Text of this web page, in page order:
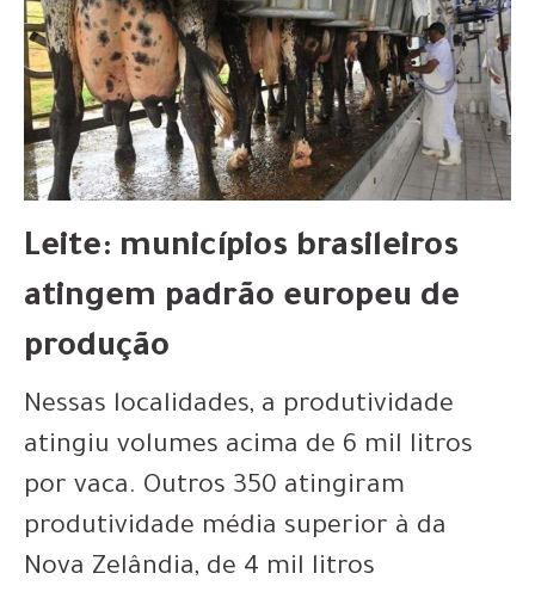
Leite: municípios brasileiros
atingem padrão europeu de
produção
Nessas localidades, a produtividade
atingiu volumes acima de 6 mil litros
por vaca. Outros 350 atingiram
produtividade média superior à da
Nova Zelândia, de 4 mil litros